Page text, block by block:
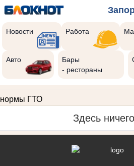
Новости Работа
Авто
Бары
- рестораны
нормы ГТО
Здесь